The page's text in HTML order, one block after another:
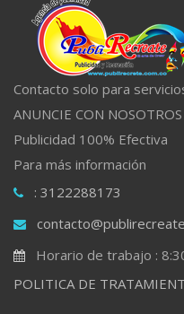
Contacto solo para
ANUNCIE CON NOSOTROS
Publicidad 100% Efectiva
Para más información
: 3122288173
Horario de trabajo :
POLITICA DE